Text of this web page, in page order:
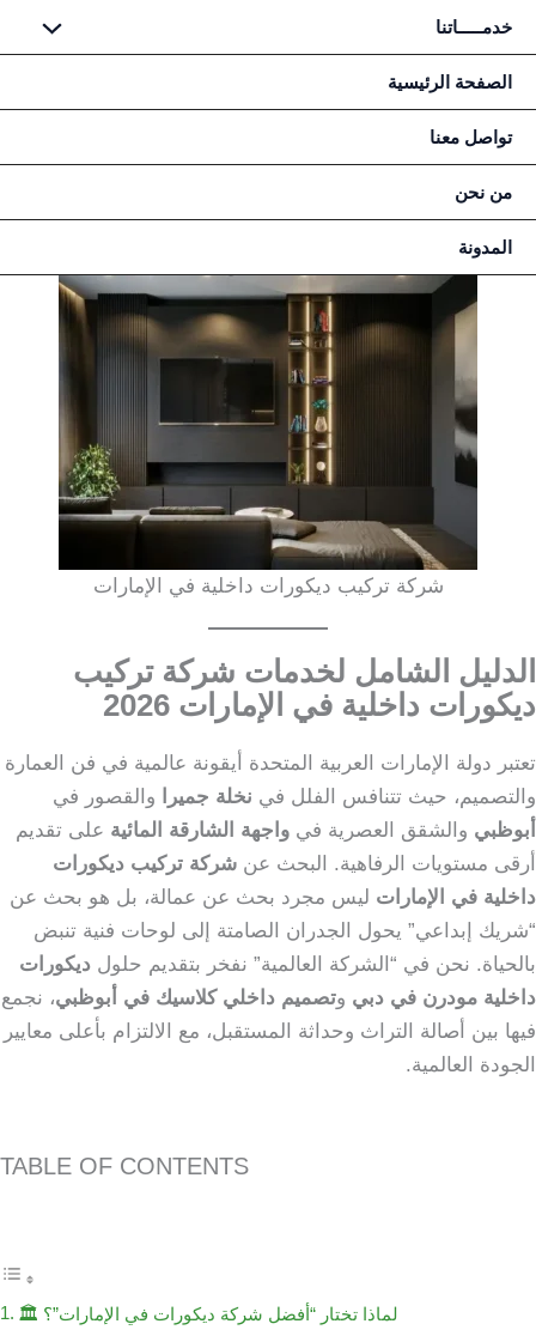
إلى
المحتوى
خدمـــــاتنا
الصفحة الرئيسية
تواصل معنا
من نحن
المدونة
شركة تركيب ديكورات داخلية في الإمارات
الدليل الشامل لخدمات شركة تركيب
ديكورات داخلية في الإمارات 2026
تعتبر دولة الإمارات العربية المتحدة أيقونة عالمية في فن العمارة
والتصميم، حيث تتنافس الفلل في نخلة جميرا
والقصور في
أبوظبي والشقق العصرية في واجهة الشارقة المائية على تقديم
أرقى مستويات الرفاهية. البحث عن شركة تركيب ديكورات
داخلية في الإمارات ليس مجرد بحث عن عمالة، بل هو بحث عن
“شريك إبداعي” يحول الجدران الصامتة إلى لوحات فنية تنبض
بالحياة. نحن في “الشركة العالمية” نفخر بتقديم حلول ديكورات
داخلية مودرن في دبي وتصميم داخلي كلاسيك في أبوظبي، نجمع
فيها بين أصالة التراث وحداثة المستقبل، مع الالتزام بأعلى معايير
الجودة العالمية.
TABLE OF CONTENTS
🏛️ لماذا تختار “أفضل شركة ديكورات في الإمارات”؟